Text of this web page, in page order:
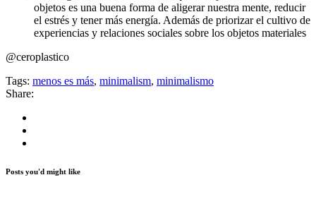
objetos es una buena forma de aligerar nuestra mente, reducir
el estrés y tener más energía. Además de priorizar el cultivo de
experiencias y relaciones sociales sobre los objetos materiales
@ceroplastico
Tags: menos es más, minimalism, minimalismo
Share:
Posts you'd might like